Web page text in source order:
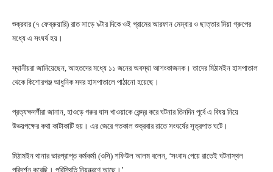
শুক্রবার (৭ ফেব্রুয়ারি) রাত সাড়ে ৯টার দিকে ওই গ্রামের আরফান মেম্বার ও ছাত্তার মিয়া গ্রুপের
মধ্যে এ সংঘর্ষ হয়।
স্থানীয়রা জানিয়েছেন, আহতদের মধ্যে ১১ জনের অবস্থা আশংকাজনক। তাদের মিঠামইন হাসপাতাল
থেকে কিশোরগঞ্জ আধুনিক সদর হাসপাতালে পাঠানো হয়েছে।
প্রত্যক্ষদর্শীরা জানান, হাওড়ে গরুর ঘাস খাওয়াকে কেন্দ্র করে ঘটনার তিনদিন পূর্বে এ বিষয় নিয়ে
উভয়পক্ষের কথা কাটাকাটি হয়। এর জেরে গতকাল শুক্রবার রাতে সংঘর্ষের সূত্রপাত ঘটে।
মিঠামইন থানার ভারপ্রাপ্ত কর্মকর্মা (ওসি) শফিউল আলম বলেন, ‘সংবাদ পেয়ে রাতেই ঘটনাস্থল
পরিদর্শন করেছি। পরিস্থিতি নিয়ন্ত্রণে আছে।’